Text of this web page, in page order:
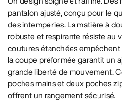
pantalon ajusté, conçu pour le
des intempéries. La matière à
robuste et respirante résiste au
coutures étanchées empêchent
la coupe préformée garantit un
grande liberté de mouvement.
poches mains et deux poches
offrent un rangement sécurisé.